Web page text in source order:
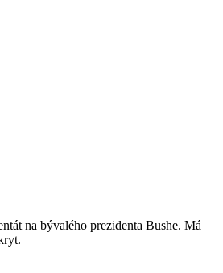
na bývalého prezidenta Bushe. Má